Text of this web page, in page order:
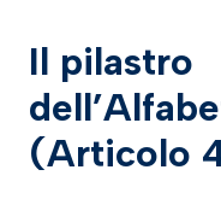
Il pilastro
(Articolo